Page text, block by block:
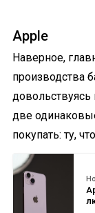
Apple
Наверное,
производства
довольствуясь
две
покупать: ту,